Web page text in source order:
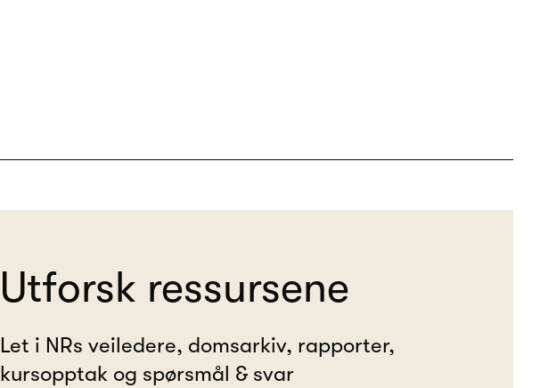
Utforsk ressursene
Let i NRs veiledere, domsarkiv, rapporter,
kursopptak og spørsmål & svar